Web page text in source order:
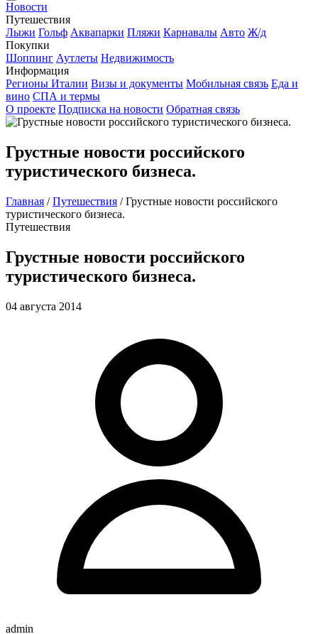
Новости
Путешествия
Лыжи Гольф Аквапарки Пляжи Карнавалы Авто Ж/д
Покупки
Шоппинг Аутлеты Недвижимость
Информация
Регионы Италии Визы и документы Мобильная связь Еда и
вино СПА и термы
О проекте Подписка на новости Обратная связь
Грустные новости российского
туристического бизнеса.
Главная / Путешествия / Грустные новости российского
туристического бизнеса.
Путешествия
Грустные новости российского
туристического бизнеса.
04 августа 2014
admin